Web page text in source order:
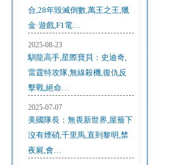
合,28年毀滅倒數,萬王之王,獵
金·遊戲,F1電…
2025-08-23
馴龍高手,星際寶貝：史迪奇,
雷霆特攻隊,無線殺機,復仇反
擊戰,絕命…
2025-07-07
美國隊長：無畏新世界,屋簷下
沒有煙硝,千里馬,直到黎明,禁
夜屍,會…